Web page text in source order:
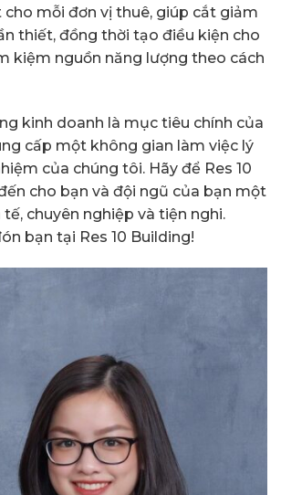
cho mỗi đơn vị thuê, giúp cắt giảm
thiết, đồng thời tạo điều kiện cho
kiệm nguồn năng lượng theo cách
kinh doanh là mục tiêu chính của
cấp một không gian làm việc lý
của chúng tôi. Hãy để Res 10
cho bạn và đội ngũ của bạn một
chuyên nghiệp và tiện nghi.
bạn tại Res 10 Building!